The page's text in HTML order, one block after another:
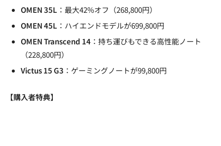
OMEN 35L ：最大42%オフ（268,800円）
OMEN 45L ：ハイエンドモデルが699,800円
OMEN Transcend 14 ：持ち運びもできる高性能ノート
（228,800円）
Victus 15 G3 ：ゲーミングノートが99,800円
【購入者特典】